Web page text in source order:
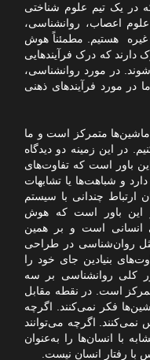
در یک تیم علوم شناختی
اعصاب، روانشناسی،
هستیم. مطمئناً هوش
که درک فرآیندهایی
در مورد روانشناسی،
مورد فرآیندهای ذهنی
متمرکز است و ما
در این زمینه دو دیدگاه
این باور است که تفاوت‌های
و شباهت‌ها یا تشابهات
ارتباط چندانی با سیستم
این باور است که هوش
انسانی است و بر همین
روان‌شناسی در طراحی
بنیادین جای خود را
کلی روانشناسی بر سه
است. در نقطه مقابل
فکر نمی‌کنند. اگرچه
اگرچه می‌توانند
با انسان‌ها را به‌عنوان
با رفتار انسان نیست.